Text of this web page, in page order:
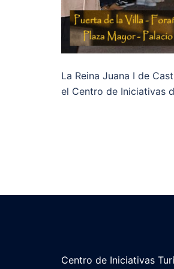
La Reina Juana I de
el Centro de Iniciativas
Centro de Iniciativas